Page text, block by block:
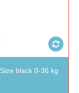
black 0-36 kg